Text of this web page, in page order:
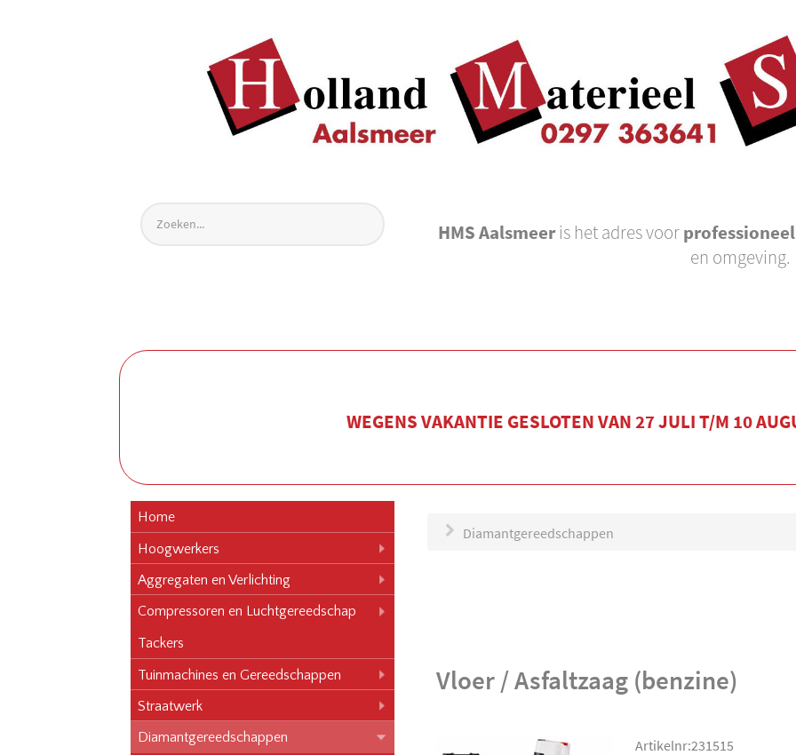
HMS Aalsmeeris het adres voor
en omgeving.
WEGENS VAKANTIE GESLOTEN VAN 27 JULI T/M 10
Home
Hoogwerkers
Aggregaten en Verlichting
Compressoren en Luchtgereedschap
Tackers
Tuinmachines en Gereedschappen
Straatwerk
Diamantgereedschappen
Diamantgereedschappen
Vloer / Asfaltzaag (benzine)
Artikelnr:231515